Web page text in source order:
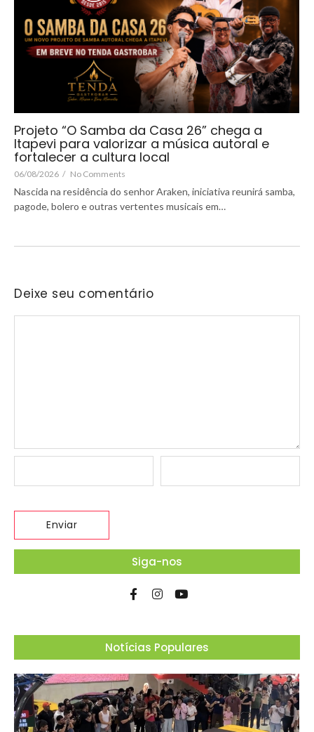
Projeto “O Samba da Casa 26” chega a
Itapevi para valorizar a música autoral e
fortalecer a cultura local
06/08/2026 / No Comments
Nascida na residência do senhor Araken, iniciativa reunirá samba,
pagode, bolero e outras vertentes musicais em…
Deixe seu comentário
Siga-nos
Notícias Populares